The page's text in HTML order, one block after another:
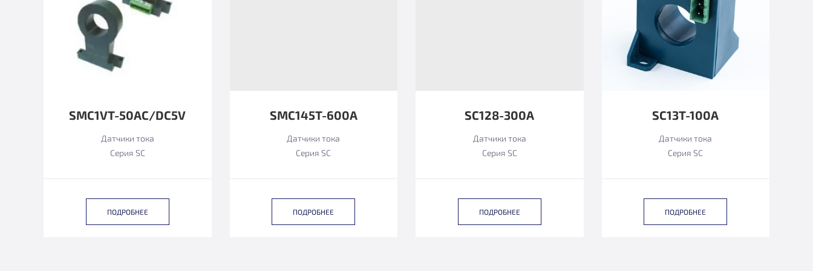
SMC1VT-50AC/DC5V
Датчики тока
Серия SC
ПОДРОБНЕЕ
SMC145T-600A
Датчики тока
Серия SC
ПОДРОБНЕЕ
SC128-300A
Датчики тока
Серия SC
ПОДРОБНЕЕ
SC13T-100A
Датчики тока
Серия SC
ПОДРОБНЕЕ